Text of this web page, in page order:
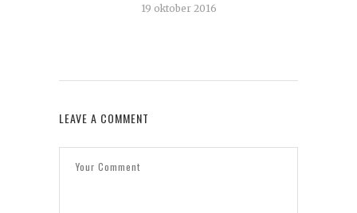
19 oktober 2016
LEAVE A COMMENT